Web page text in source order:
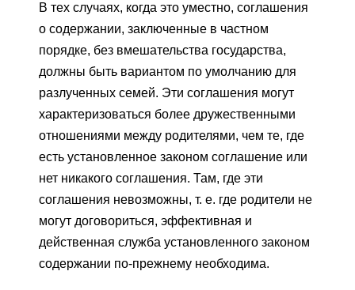
В тех случаях, когда это уместно, соглашения
о содержании, заключенные в частном
порядке, без вмешательства государства,
должны быть вариантом по умолчанию для
разлученных семей. Эти соглашения могут
характеризоваться более дружественными
отношениями между родителями, чем те, где
есть установленное законом соглашение или
нет никакого соглашения. Там, где эти
соглашения невозможны, т. е. где родители не
могут договориться, эффективная и
действенная служба установленного законом
содержании по-прежнему необходима.